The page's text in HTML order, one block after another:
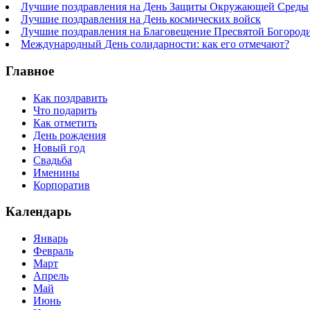
Лучшие поздравления на День Защиты Окружающей Среды
Лучшие поздравления на День космических войск
Лучшие поздравления на Благовещение Пресвятой
Международный День солидарности: как его отмечают?
Главное
Как поздравить
Что подарить
Как отметить
День рождения
Новый год
Свадьба
Именины
Корпоратив
Календарь
Январь
Февраль
Март
Апрель
Май
Июнь